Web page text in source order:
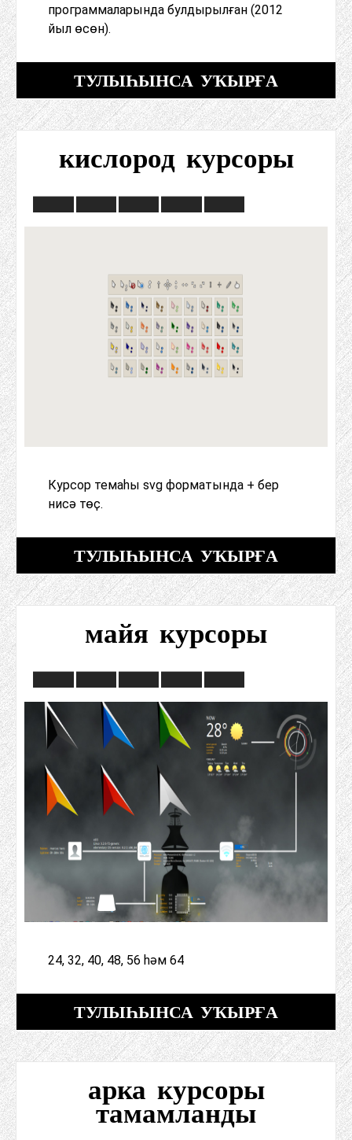
программаларында булдырылған (2012
йыл өсөн).
ТУЛЫҺЫНСА УҠЫРҒА
кислород курсоры
Курсор темаһы svg форматында + бер
нисә төҫ.
ТУЛЫҺЫНСА УҠЫРҒА
майя курсоры
24, 32, 40, 48, 56 һәм 64
ТУЛЫҺЫНСА УҠЫРҒА
арка курсоры
тамамланды